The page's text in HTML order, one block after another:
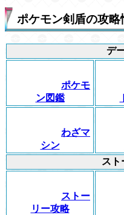
ポケモン剣盾の攻略
デ
ポケモ
ン図鑑
わざマ
シン
スト
ストー
リー攻略